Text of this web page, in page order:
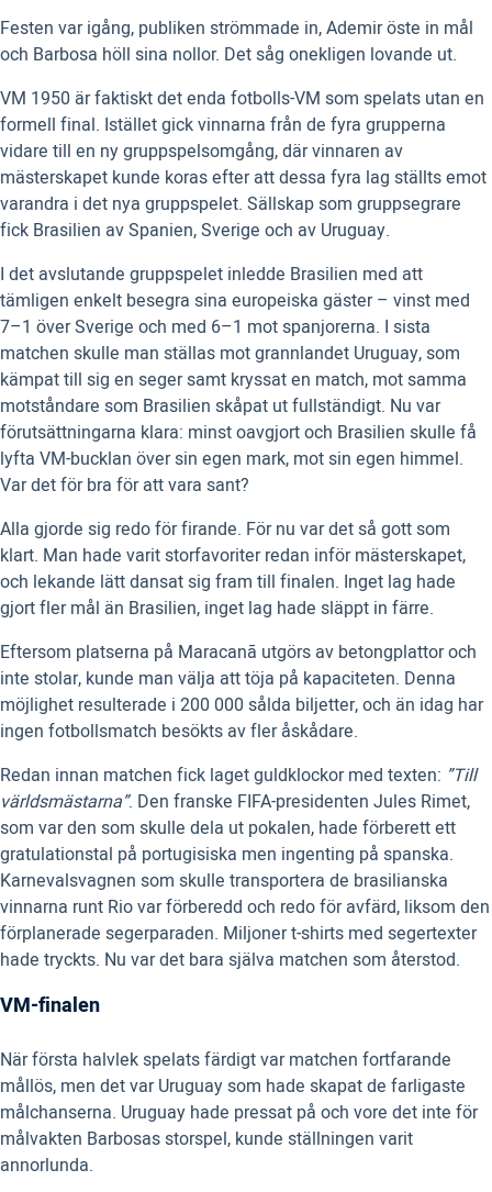
Festen var igång, publiken strömmade in, Ademir öste in mål
och Barbosa höll sina nollor. Det såg onekligen lovande ut.
VM 1950 är faktiskt det enda fotbolls-VM som spelats utan en
formell final. Istället gick vinnarna från de fyra grupperna
vidare till en ny gruppspelsomgång, där vinnaren av
mästerskapet kunde koras efter att dessa fyra lag ställts emot
varandra i det nya gruppspelet. Sällskap som gruppsegrare
fick Brasilien av Spanien, Sverige och av Uruguay.
I det avslutande gruppspelet inledde Brasilien med att
tämligen enkelt besegra sina europeiska gäster – vinst med
7–1 över Sverige och med 6–1 mot spanjorerna. I sista
matchen skulle man ställas mot grannlandet Uruguay, som
kämpat till sig en seger samt kryssat en match, mot samma
motståndare som Brasilien skåpat ut fullständigt. Nu var
förutsättningarna klara: minst oavgjort och Brasilien skulle få
lyfta VM-bucklan över sin egen mark, mot sin egen himmel.
Var det för bra för att vara sant?
Alla gjorde sig redo för firande. För nu var det så gott som
klart. Man hade varit storfavoriter redan inför mästerskapet,
och lekande lätt dansat sig fram till finalen. Inget lag hade
gjort fler mål än Brasilien, inget lag hade släppt in färre.
Eftersom platserna på Maracanã utgörs av betongplattor och
inte stolar, kunde man välja att töja på kapaciteten. Denna
möjlighet resulterade i 200 000 sålda biljetter, och än idag har
ingen fotbollsmatch besökts av fler åskådare.
Redan innan matchen fick laget guldklockor med texten: ”Till
världsmästarna”. Den franske FIFA-presidenten Jules Rimet,
som var den som skulle dela ut pokalen, hade förberett ett
gratulationstal på portugisiska men ingenting på spanska.
Karnevalsvagnen som skulle transportera de brasilianska
vinnarna runt Rio var förberedd och redo för avfärd, liksom den
förplanerade segerparaden. Miljoner t-shirts med segertexter
hade tryckts. Nu var det bara själva matchen som återstod.
VM-finalen
När första halvlek spelats färdigt var matchen fortfarande
mållös, men det var Uruguay som hade skapat de farligaste
målchanserna. Uruguay hade pressat på och vore det inte för
målvakten Barbosas storspel, kunde ställningen varit
annorlunda.